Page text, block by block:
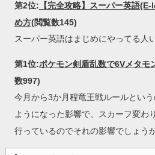
第2位: 【完全攻略】スーパー英語
め方(閲覧数145)
スーパー英語はまじめにやってる人
第1位:ポケモン剣盾乱数で6Vメタモ
数997)
今月から3か月程竜王戦ルールとい
ようになった影響で、スカーフ変わ
行っているのでそれの影響でしょう